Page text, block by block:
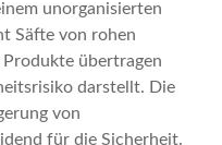
unorganisierten
Säfte von rohen
Produkte übertragen
darstellt. Die
von
für die Sicherheit.